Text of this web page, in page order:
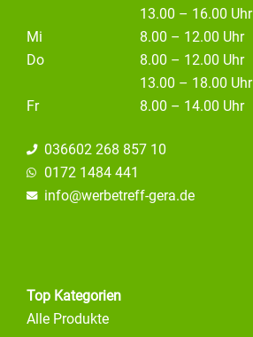
13.00 – 16.00 Uhr
Mi
8.00 – 12.00 Uhr
Do
8.00 – 12.00 Uhr
13.00 – 18.00 Uhr
Fr
8.00 – 14.00 Uhr
036602 268 857 10
0172 1484 441
info@werbetreff-gera.de
Top Kategorien
Alle Produkte